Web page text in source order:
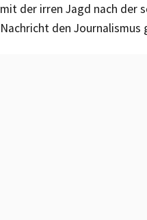
mit der irren Jagd nach der
Nachricht den Journalismus